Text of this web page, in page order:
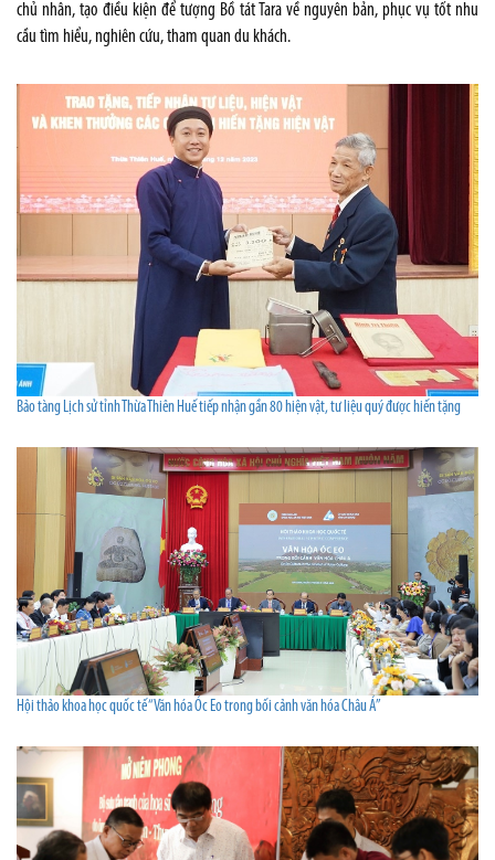
chủ nhân, tạo điều kiện để tượng Bồ tát Tara về nguyên bản, phục vụ tốt nhu
cầu tìm hiểu, nghiên cứu, tham quan du khách.
Bảo tàng Lịch sử tỉnh Thừa Thiên Huế tiếp nhận gần 80 hiện vật, tư liệu quý được hiến tặng
Hội thảo khoa học quốc tế “Văn hóa Óc Eo trong bối cảnh văn hóa Châu Á”